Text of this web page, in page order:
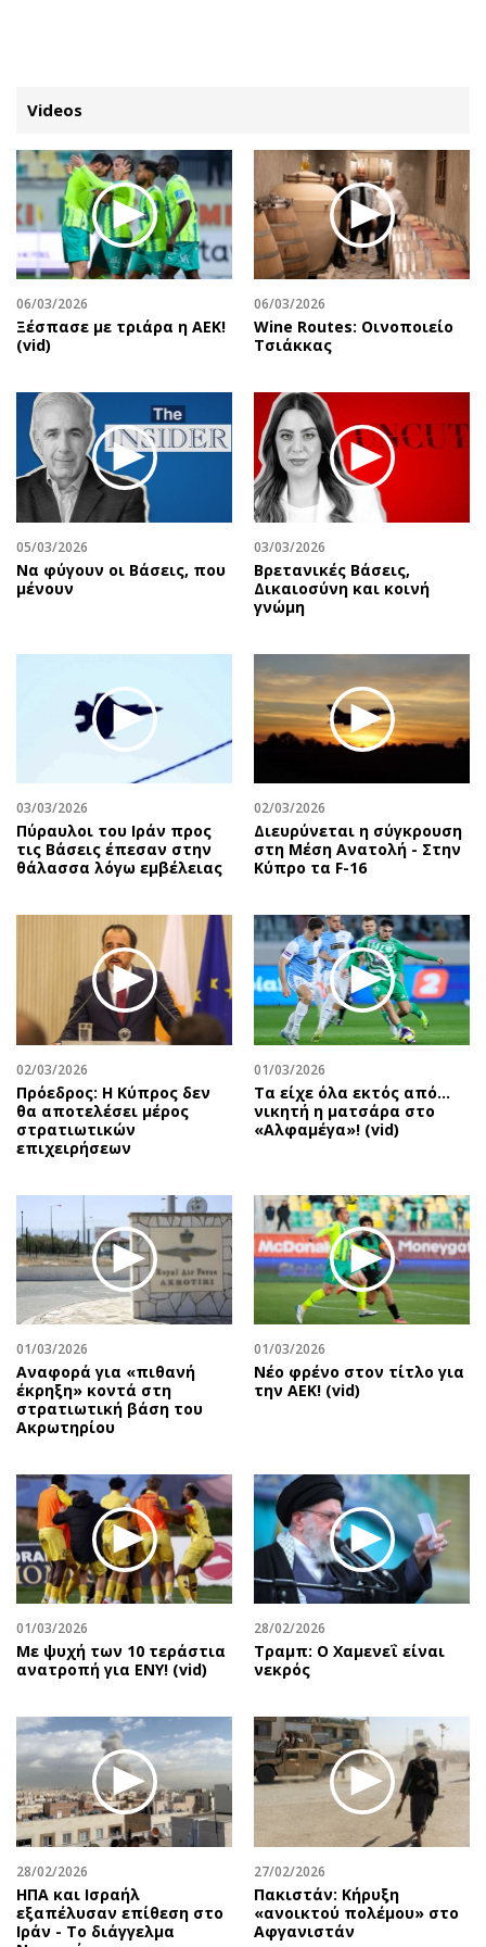
ΚΑΤΗΓΟΡΙΕΣ ΣΥΝΔΕΣΗ
Κύπρος
Παιδεία
Υγεία
Πολιτική
Βουλευτικές 2026
Προεδρικές 2023
Δημοσκοπήσεις
Διπλωματία
Αθλητισμός
Κύπρος
Ελλάδα
Διεθνή
Οικονομία
Real Estate
Αγορές
Money Review
AstroBank Properties
Ενέργεια
Περιβάλλον
Ελλάδα
Κόσμος
Παράξενα
Πολιτισμός
Σινεμά
Μουσική
Εικαστικά
Βιβλίο
Χειρόγραφα
Απόψεις
Αρθρογραφία
The Hill
Υγεία
Αγγελίες
Πωλούνται
Ζητούν εργασία
Θέσεις εργασίας
Geek
Νέα
Κινητά-tablets
Social
Αφιερώματα
Πολιτική
Οικονομία
Αναδρομές
Πρόσωπα
Περιβάλλον
Γυναίκα
Showbiz
Ταξίδια
Συνταγές
Έξοδος
Media
Εκπομπές
Wine routes
Uncut
Προσφορές
Προσωπικότητες στην ''Κ''
Επιστολές
Videos
06/03/2026
Ξέσπασε με τριάρα η ΑΕΚ!
(vid)
06/03/2026
Wine Routes: Οινοποιείο
Τσιάκκας
05/03/2026
Να φύγουν οι Βάσεις, που
μένουν
03/03/2026
Βρετανικές Βάσεις,
Δικαιοσύνη και κοινή
γνώμη
03/03/2026
Πύραυλοι του Ιράν προς
τις Βάσεις έπεσαν στην
θάλασσα λόγω εμβέλειας
02/03/2026
Διευρύνεται η σύγκρουση
στη Μέση Ανατολή - Στην
Κύπρο τα F-16
02/03/2026
Πρόεδρος: Η Κύπρος δεν
θα αποτελέσει μέρος
στρατιωτικών
επιχειρήσεων
01/03/2026
Τα είχε όλα εκτός από…
νικητή η ματσάρα στο
«Αλφαμέγα»! (vid)
01/03/2026
Αναφορά για «πιθανή
έκρηξη» κοντά στη
στρατιωτική βάση του
Ακρωτηρίου
01/03/2026
Νέο φρένο στον τίτλο για
την ΑΕΚ! (vid)
01/03/2026
Με ψυχή των 10 τεράστια
ανατροπή για ΕΝΥ! (vid)
28/02/2026
Τραμπ: Ο Χαμενεΐ είναι
νεκρός
28/02/2026
ΗΠΑ και Ισραήλ
εξαπέλυσαν επίθεση στο
Ιράν - Το διάγγελμα
27/02/2026
Πακιστάν: Κήρυξη
«ανοικτού πολέμου» στο
Αφγανιστάν